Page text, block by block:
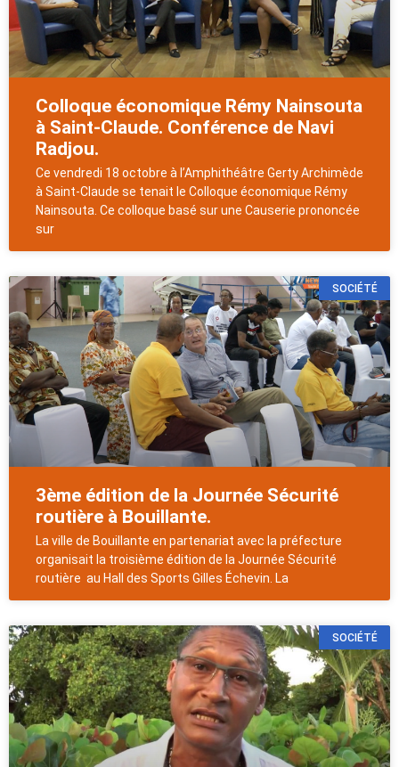
Colloque économique Rémy Nainsouta
à Saint-Claude. Conférence de Navi
Radjou.
Ce vendredi 18 octobre à l’Amphithéâtre Gerty Archimède
à Saint-Claude se tenait le Colloque économique Rémy
Nainsouta. Ce colloque basé sur une Causerie prononcée
sur
SOCIÉTÉ
3ème édition de la Journée Sécurité
routière à Bouillante.
La ville de Bouillante en partenariat avec la préfecture
organisait la troisième édition de la Journée Sécurité
routière au Hall des Sports Gilles Échevin. La
SOCIÉTÉ